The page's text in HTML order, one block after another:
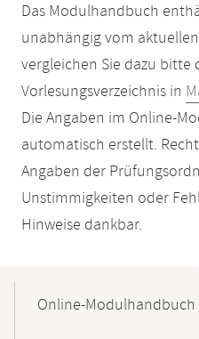
Das Modulhandbuch
unabhängig vom
vergleichen Sie dazu bitte
Vorlesungsverzeichnis in
Die Angaben im Online-
automatisch erstellt.
Angaben der
Unstimmigkeiten oder
Hinweise dankbar.
NavigationOnline-Modulhandbuch